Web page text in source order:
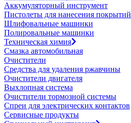
Аккумуляторный инструмент
Пистолеты для нанесения покрытий
Шлифовальные машинки
Полировальные машинки
Техническая химия
Смазка автомобильная
Очистители
Средства для удаления ржавчины
Очистители двигателя
Выхлопная система
Очистители тормозной системы
Спреи для электрических контактов
Сервисные продукты